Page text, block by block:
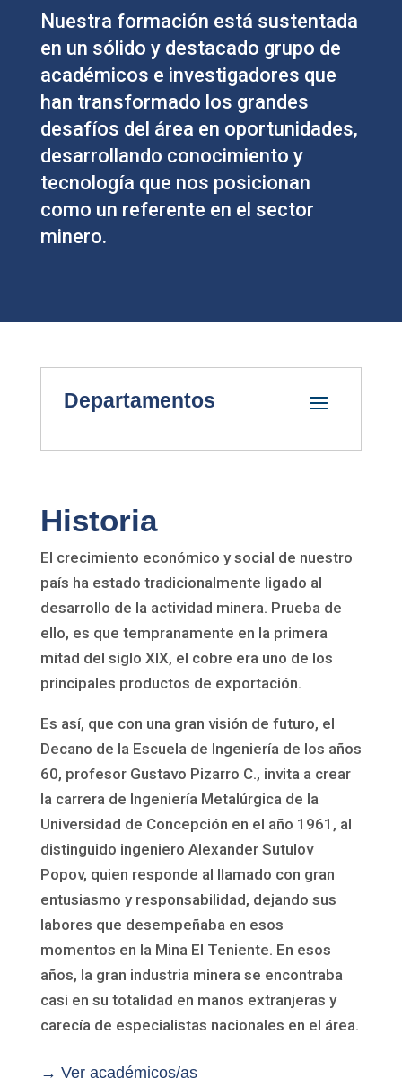
Nuestra formación está sustentada
en un sólido y destacado grupo de
académicos e investigadores que
han transformado los grandes
desafíos del área en oportunidades,
desarrollando conocimiento y
tecnología que nos posicionan
como un referente en el sector
minero.
Departamentos
Historia
El crecimiento económico y social de nuestro
país ha estado tradicionalmente ligado al
desarrollo de la actividad minera. Prueba de
ello, es que tempranamente en la primera
mitad del siglo XIX, el cobre era uno de los
principales productos de exportación.
Es así, que con una gran visión de futuro, el
Decano de la Escuela de Ingeniería de los años
60, profesor Gustavo Pizarro C., invita a crear
la carrera de Ingeniería Metalúrgica de la
Universidad de Concepción en el año 1961, al
distinguido ingeniero Alexander Sutulov
Popov, quien responde al llamado con gran
entusiasmo y responsabilidad, dejando sus
labores que desempeñaba en esos
momentos en la Mina El Teniente. En esos
años, la gran industria minera se encontraba
casi en su totalidad en manos extranjeras y
carecía de especialistas nacionales en el área.
→ Ver académicos/as